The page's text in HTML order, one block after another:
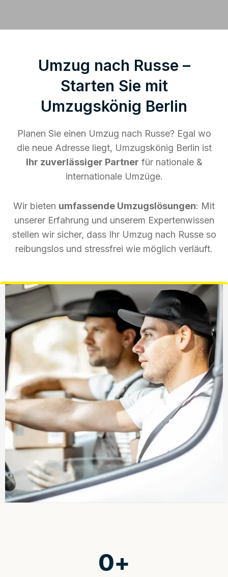
Umzug nach Russe –
Starten Sie mit
Umzugskönig Berlin
Planen Sie einen Umzug nach Russe? Egal wo
die neue Adresse liegt, Umzugskönig Berlin ist
Ihr zuverlässiger Partner für nationale &
internationale Umzüge.
Wir bieten umfassende Umzugslösungen: Mit
unserer Erfahrung und unserem Expertenwissen
stellen wir sicher, dass Ihr Umzug nach Russe so
reibungslos und stressfrei wie möglich verläuft.
0+